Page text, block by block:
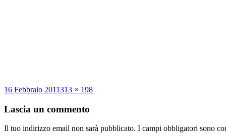
Scritto
16 Febbraio 2011 Dimensione
313 × 198
Lascia un commento
Il tuo indirizzo email non sarà pubblicato. I campi obbligatori sono